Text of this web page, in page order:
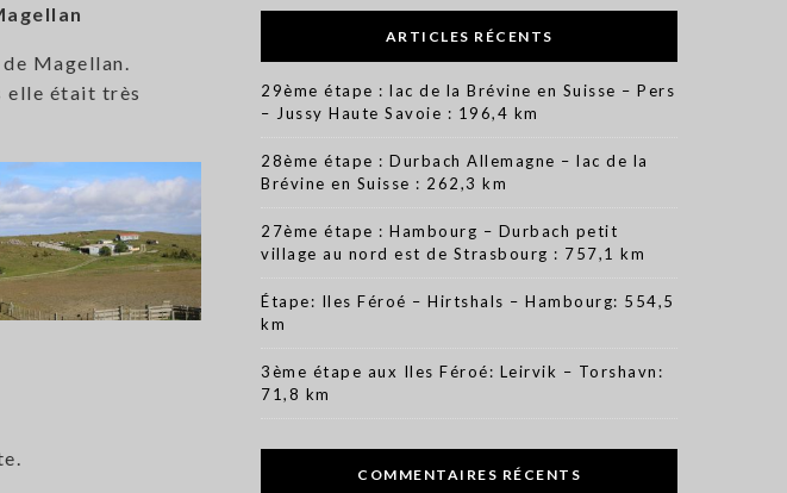
Magellan.
elle était très
ARTICLES RÉCENTS
29ème étape : lac de la Brévine en Suisse – Pers
– Jussy Haute Savoie : 196,4 km
28ème étape : Durbach Allemagne – lac de la
Brévine en Suisse : 262,3 km
27ème étape : Hambourg – Durbach petit
village au nord est de Strasbourg : 757,1 km
Étape: Iles Féroé – Hirtshals – Hambourg: 554,5
km
3ème étape aux Iles Féroé: Leirvik – Torshavn:
71,8 km
COMMENTAIRES RÉCENTS